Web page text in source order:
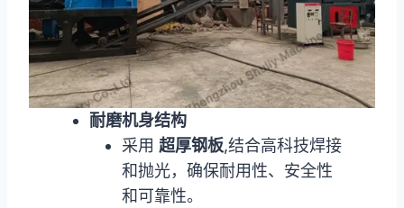
耐磨机身结构
采用 超厚钢板,结合高科技焊接
和抛光，确保耐用性、安全性
和可靠性。